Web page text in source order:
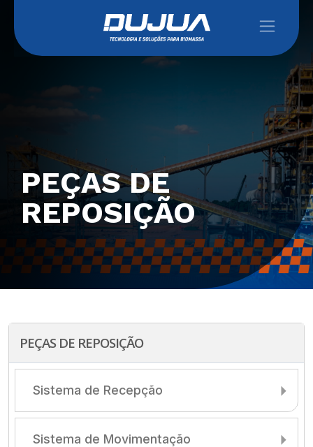
PEÇAS DE
REPOSIÇÃO
PEÇAS DE REPOSIÇÃO
Sistema de Recepção
Sistema de Movimentação